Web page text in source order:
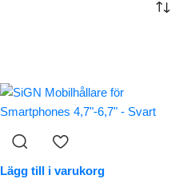
Lägg till i varukorg